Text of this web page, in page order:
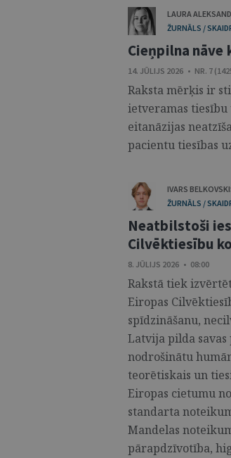
LAURA
ŽURNĀLS /
Cieņpilna
14. JŪLIJS 2026 • NR. 7
Raksta mērķis ir
ietveramas
eitanāzijas
pacientu tiesības
IVARS
ŽURNĀLS /
Neatbilstoši
Cilvēktiesību
8. JŪLIJS 2026 • 08:00
Rakstā tiek
Eiropas
spīdzināšanu,
Latvija pilda savas
nodrošinātu
teorētiskais un
Eiropas cietumu
standarta
Mandelas
pārapdzīvotība,